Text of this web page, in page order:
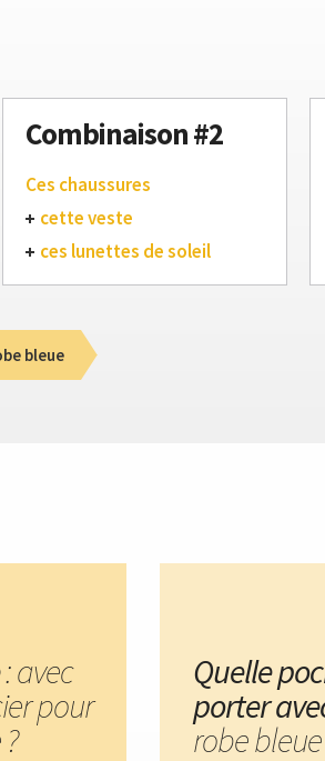
Combinaison #2
Ces chaussures
cette veste
ces lunettes de soleil
bleue
: avec
pour
Quelle
porter
robe bleue